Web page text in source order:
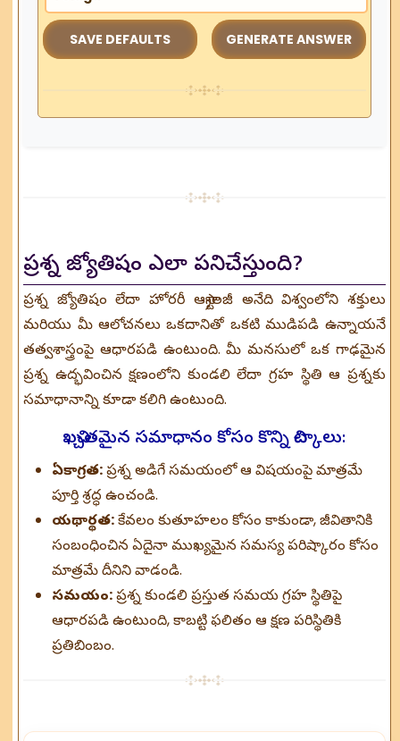
SAVE DEFAULTS
ప్రశ్న జ్యోతిషం ఎలా పనిచేస్తుంది?
ప్రశ్న జ్యోతిషం లేదా హోరరీ ఆస్ట్రాలజీ అనేది విశ్వంలోని శక్తులు
మరియు మీ ఆలోచనలు ఒకదానితో ఒకటి ముడిపడి ఉన్నాయనే
తత్వశాస్త్రంపై ఆధారపడి ఉంటుంది. మీ మనసులో ఒక గాఢమైన
ప్రశ్న ఉద్భవించిన క్షణంలోని కుండలి లేదా గ్రహ స్థితి ఆ ప్రశ్నకు
సమాధానాన్ని కూడా కలిగి ఉంటుంది.
ఖచ్చితమైన సమాధానం కోసం కొన్ని చిట్కాలు:
ఏకాగ్రత:ప్రశ్న అడిగే సమయంలో ఆ విషయంపై మాత్రమే
పూర్తి శ్రద్ధ ఉంచండి.
యథార్థత:కేవలం కుతూహలం కోసం కాకుండా, జీవితానికి
సంబంధించిన ఏదైనా ముఖ్యమైన సమస్య పరిష్కారం కోసం
మాత్రమే దీనిని వాడండి.
సమయం:ప్రశ్న కుండలి ప్రస్తుత సమయ గ్రహ స్థితిపై
ఆధారపడి ఉంటుంది, కాబట్టి ఫలితం ఆ క్షణ పరిస్థితికి
ప్రతిబింబం.